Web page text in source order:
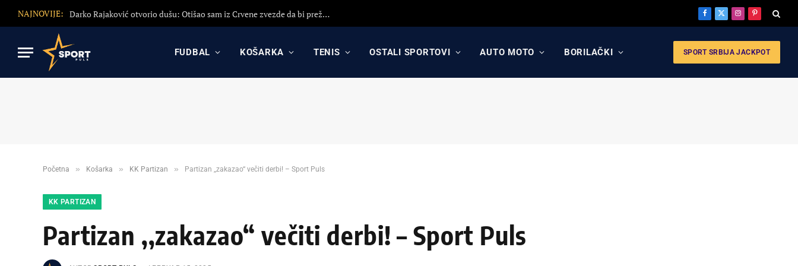
NAJNOVIJE: Darko Rajaković otvorio dušu: Otišao sam iz Crvene zvezde da bi preživeo, nisam primio 8 plata (VIDEO) Facebook
X
Instagram
Pinterest
FUDBAL KOŠARKA TENIS OSTALI SPORTOVI AUTO MOTO BORILAČKI SPORT SRBIJA JACKPOT
Početna » Košarka » KK Partizan » Partizan ,,zakazao“ večiti derbi! – Sport Puls
KK PARTIZAN
Partizan ,,zakazao“ večiti derbi! – Sport Puls